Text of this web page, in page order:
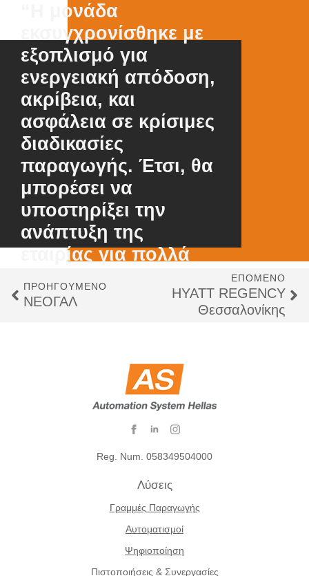
“Η μονάδα
εκσυγχρονίσθηκε με
εξοπλισμό για
ενεργειακή απόδοση,
ακρίβεια, και
ασφάλεια σε κρίσιμες
διαδικασίες
παραγωγής. Έτσι, θα
μπορέσει να
υποστηρίξει την
ανάπτυξη της
εταιρίας για πολλά
ΠΡΟΗΓΟΎΜΕΝΟ
ΝΕΟΓΑΛ
ΕΠΌΜΕΝΟ
HYATT REGENCY
Θεσσαλονίκης
Reg. Num. 058349504000
Λύσεις
Γραμμές Παραγωγής
Αυτοματισμοί
Ψηφιοποίηση
Πιστοποιήσεις & Συνεργασίες